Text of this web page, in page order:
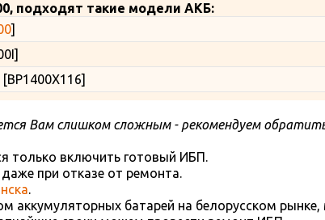
подходят такие модели АКБ:
]
Вам слишком сложным - рекомендуем
только включить готовый ИБП.
при отказе от ремонта.
.
аккумуляторных батарей на белорусском